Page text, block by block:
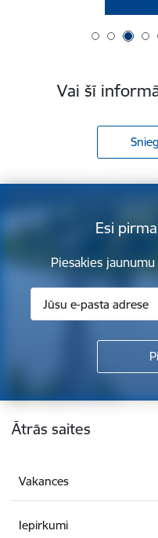
Vai šī
Esi
Piesakies
Kājene
Ātrās saites
Vakances
Iepirkumi